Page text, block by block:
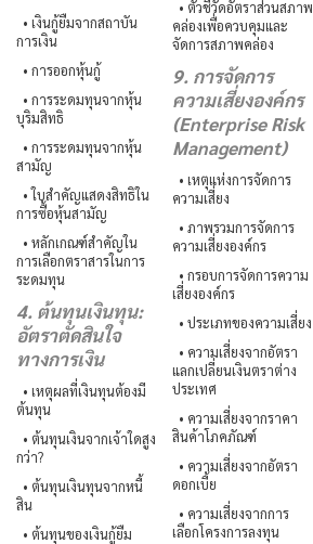
• เงินกู้ยืมจากสถาบัน
การเงิน
• การออกหุ้นกู้
• การระดมทุนจากหุ้น
บุริมสิทธิ
• การระดมทุนจากหุ้น
สามัญ
• ใบสำคัญแสดงสิทธิใน
การซื้อหุ้นสามัญ
• หลักเกณฑ์สำคัญใน
การเลือกตราสารในการ
ระดมทุน
4. ต้นทุนเงินทุน:
อัตราตัดสินใจ
ทางการเงิน
• เหตุผลที่เงินทุนต้องมี
ต้นทุน
• ต้นทุนเงินจากเจ้าใดสูง
กว่า?
• ต้นทุนเงินทุนจากหนี้
สิน
• ต้นทุนของเงินกู้ยืม
• ตัวชี้วัดอัตราส่วนสภาพ
คล่องเพื่อควบคุมและ
จัดการสภาพคล่อง
9. การจัดการ
ความเสี่ยงองค์กร
(Enterprise Risk
Management)
• เหตุแห่งการจัดการ
ความเสี่ยง
• ภาพรวมการจัดการ
ความเสี่ยงองค์กร
• กรอบการจัดการความ
เสี่ยงองค์กร
• ประเภทของความเสี่ยง
• ความเสี่ยงจากอัตรา
แลกเปลี่ยนเงินตราต่าง
ประเทศ
• ความเสี่ยงจากราคา
สินค้าโภคภัณฑ์
• ความเสี่ยงจากอัตรา
ดอกเบี้ย
• ความเสี่ยงจากการ
เลือกโครงการลงทุน